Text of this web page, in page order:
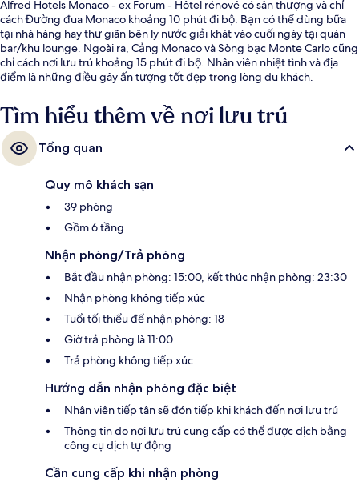
Alfred Hotels Monaco - ex Forum - Hôtel rénové có sân thượng và chỉ
cách Đường đua Monaco khoảng 10 phút đi bộ. Bạn có thể dùng bữa
tại nhà hàng hay thư giãn bên ly nước giải khát vào cuối ngày tại quán
bar/khu lounge. Ngoài ra, Cảng Monaco và Sòng bạc Monte Carlo cũng
chỉ cách nơi lưu trú khoảng 15 phút đi bộ. Nhân viên nhiệt tình và địa
điểm là những điều gây ấn tượng tốt đẹp trong lòng du khách.
Tìm hiểu thêm về nơi lưu trú
Tổng quan
Quy mô khách sạn
39 phòng
Gồm 6 tầng
Nhận phòng/Trả phòng
Bắt đầu nhận phòng: 15:00, kết thúc nhận phòng: 23:30
Nhận phòng không tiếp xúc
Tuổi tối thiểu để nhận phòng: 18
Giờ trả phòng là 11:00
Trả phòng không tiếp xúc
Hướng dẫn nhận phòng đặc biệt
Nhân viên tiếp tân sẽ đón tiếp khi khách đến nơi lưu trú
Thông tin do nơi lưu trú cung cấp có thể được dịch bằng
công cụ dịch tự động
Cần cung cấp khi nhận phòng